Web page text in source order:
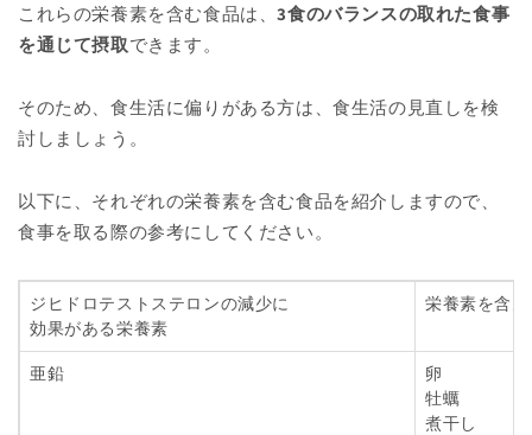
これらの栄養素を含む食品は、3食のバランスの取れた食事
を通じて摂取できます。
そのため、食生活に偏りがある方は、食生活の見直しを検
討しましょう。
以下に、それぞれの栄養素を含む食品を紹介しますので、
食事を取る際の参考にしてください。
ジヒドロテストステロンの減少に
効果がある栄養素
栄養素を含
亜鉛
卵
牡蠣
煮干し